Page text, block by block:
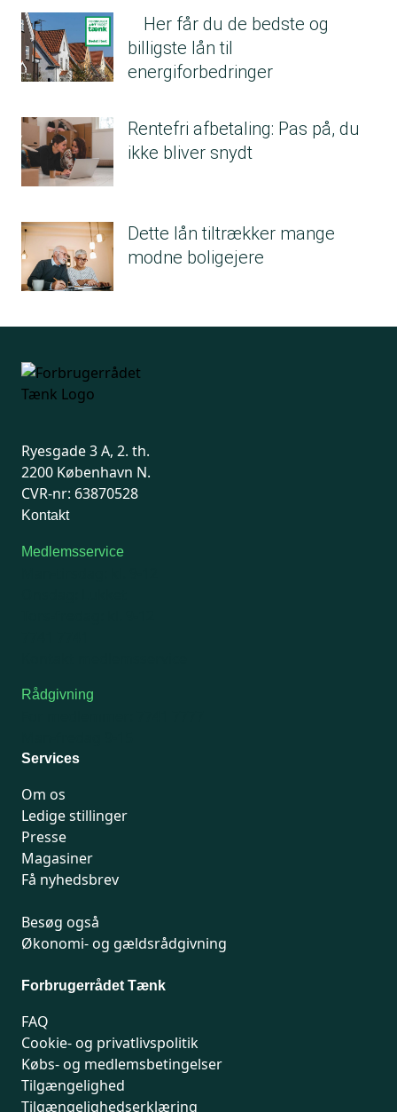
Her får du de bedste og
billigste lån til
energiforbedringer
Rentefri afbetaling: Pas på, du
ikke bliver snydt
Dette lån tiltrækker mange
modne boligejere
Ryesgade 3 A, 2. th.
2200 København N.
CVR-nr: 63870528
Kontakt
Medlemsservice
Rådgivning
Services
Om os
Ledige stillinger
Presse
Magasiner
Få nyhedsbrev
Besøg også
Økonomi- og gældsrådgivning
Forbrugerrådet Tænk
FAQ
Cookie- og privatlivspolitik
Købs- og medlemsbetingelser
Tilgængelighed
Tilgængelighedserklæring